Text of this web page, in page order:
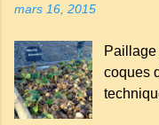
Par
comme
(âne,
mars 16, 2015
coques